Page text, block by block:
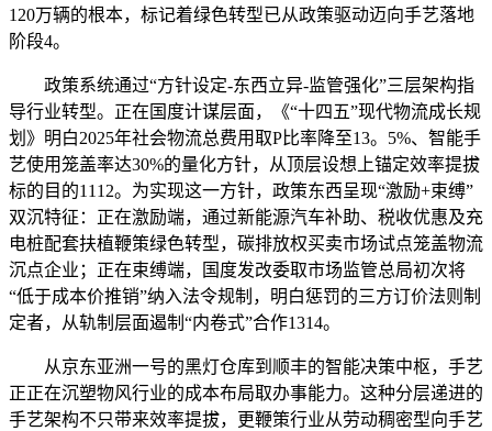
120万辆的根本，标记着绿色转型已从政策驱动迈向手艺落地
阶段4。
政策系统通过“方针设定-东西立异-监管强化”三层架构指
导行业转型。正在国度计谋层面，《“十四五”现代物流成长规
划》明白2025年社会物流总费用取P比率降至13。5%、智能手
艺使用笼盖率达30%的量化方针，从顶层设想上锚定效率提拔
标的目的1112。为实现这一方针，政策东西呈现“激励+束缚”
双沉特征：正在激励端，通过新能源汽车补助、税收优惠及充
电桩配套扶植鞭策绿色转型，碳排放权买卖市场试点笼盖物流
沉点企业；正在束缚端，国度发改委取市场监管总局初次将
“低于成本价推销”纳入法令规制，明白惩罚的三方订价法则制
定者，从轨制层面遏制“内卷式”合作1314。
从京东亚洲一号的黑灯仓库到顺丰的智能决策中枢，手艺
正正在沉塑物风行业的成本布局取办事能力。这种分层递进的
手艺架构不只带来效率提拔，更鞭策行业从劳动稠密型向手艺